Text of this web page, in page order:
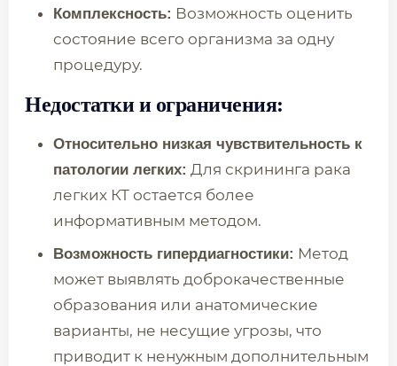
Комплексность: Возможность оценить
состояние всего организма за одну
процедуру.
Недостатки и ограничения:
Относительно низкая чувствительность к
патологии легких: Для скрининга рака
легких КТ остается более
информативным методом.
Возможность гипердиагностики: Метод
может выявлять доброкачественные
образования или анатомические
варианты, не несущие угрозы, что
приводит к ненужным дополнительным